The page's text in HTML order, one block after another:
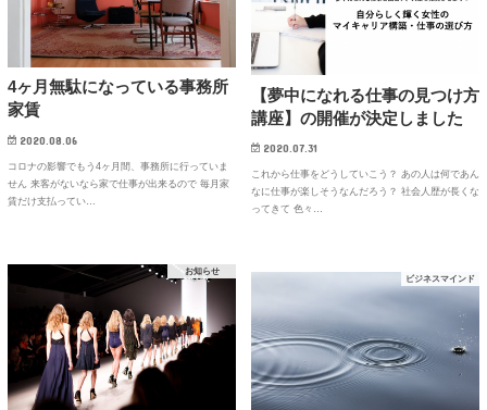
4ヶ月無駄になっている事務所
家賃
2020.08.06
コロナの影響でもう4ヶ月間、事務所に行っていま
せん 来客がないなら家で仕事が出来るので 毎月家
賃だけ支払ってい…
【夢中になれる仕事の見つけ方
講座】の開催が決定しました
2020.07.31
これから仕事をどうしていこう？ あの人は何であん
なに仕事が楽しそうなんだろう？ 社会人歴が長くな
ってきて 色々…
お知らせ
ビジネスマインド